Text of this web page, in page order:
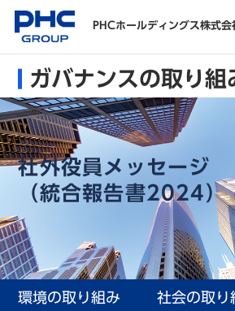
PHCホールディングス株式会
ガバナンスの取り組
社外役員メッセージ
（統合報告書2024）
環境の取り組み 社会の取り